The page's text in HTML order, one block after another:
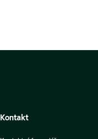
Kontakt